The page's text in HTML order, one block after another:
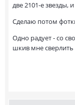
две 2101-е звезды,
Сделаю потом
Одно радует - со
шкив мне сверлить